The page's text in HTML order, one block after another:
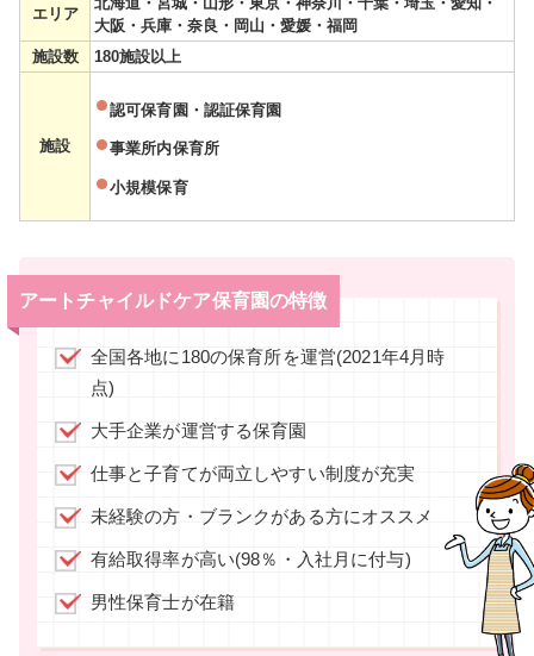
エリア
大阪・兵庫・奈良・岡山・愛媛・福岡
施設数
180施設以上
施設
認可保育園・認証保育園
事業所内保育所
小規模保育
アートチャイルドケア保育園の特徴
全国各地に180の保育所を運営(2021年4月時
点)
大手企業が運営する保育園
仕事と子育てが両立しやすい制度が充実
未経験の方・ブランクがある方にオススメ
有給取得率が高い(98％・入社月に付与)
男性保育士が在籍